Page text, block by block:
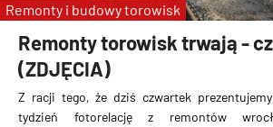
Remonty torowisk trwają -
(ZDJĘCIA)
Z racji tego, że dziś czwartek
tydzień fotorelację z remontów
Remonty i budowy torowisk